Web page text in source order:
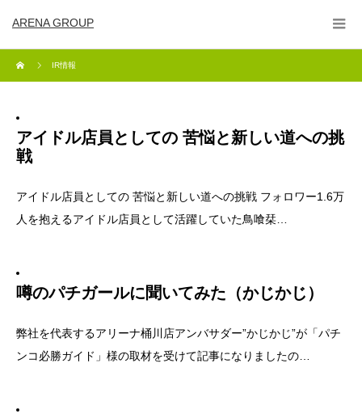
ARENA GROUP
IR情報
アイドル店員としての 苦悩と新しい道への挑
戦
アイドル店員としての 苦悩と新しい道への挑戦 フォロワー1.6万
人を抱えるアイドル店員として活躍していた鳥喰栞…
噂のパチガールに聞いてみた（かじかじ）
弊社を代表するアリーナ桶川店アンバサダー”かじかじ”が「パチ
ンコ必勝ガイド」様の取材を受けて記事になりましたの…